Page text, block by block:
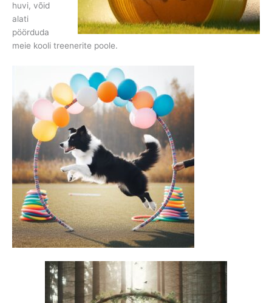
huvi, võid
alati
pöörduda
meie kooli treenerite poole.